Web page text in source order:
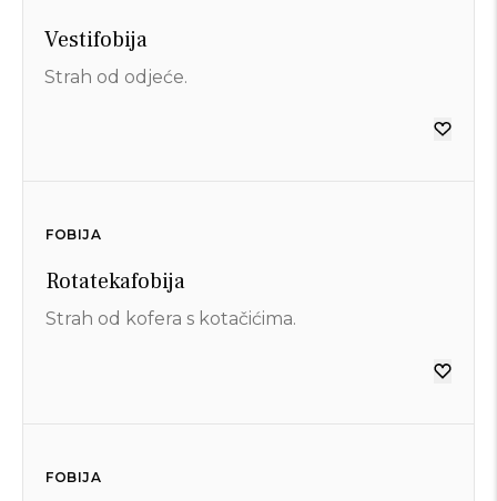
Vestifobija
Strah od odjeće.
FOBIJA
Rotatekafobija
Strah od kofera s kotačićima.
FOBIJA